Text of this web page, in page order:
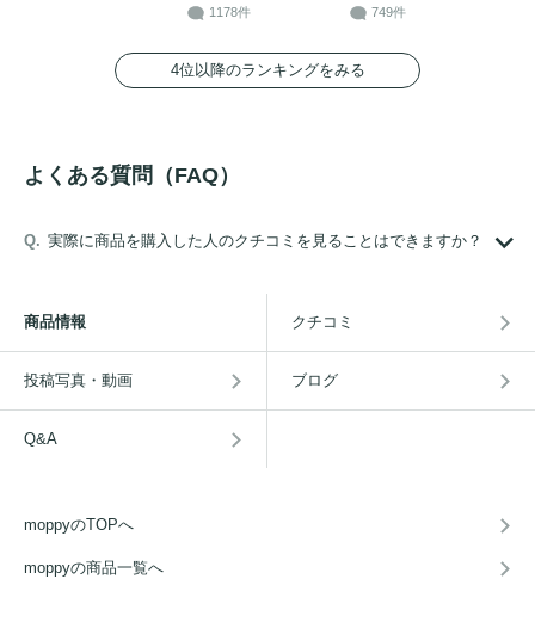
1178件 749件
4位以降のランキングをみる
よくある質問（FAQ）
実際に商品を購入した人のクチコミを見ることはできますか？
商品情報 クチコミ
投稿写真・動画 ブログ
Q&A
moppyのTOPへ
moppyの商品一覧へ